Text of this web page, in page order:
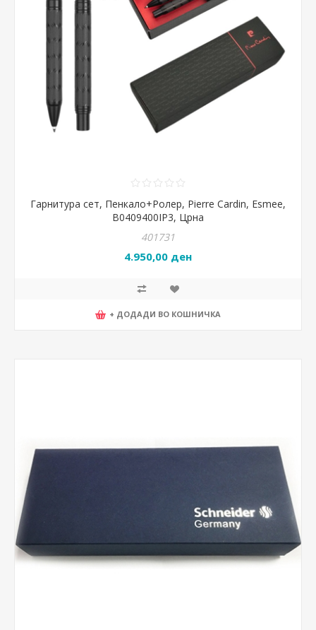
Гарнитура сет, Пенкало+Ролер, Pierre Cardin, Esmee,
B0409400IP3, Црна
401731
4.950,00 ден
+ ДОДАДИ ВО КОШНИЧКА